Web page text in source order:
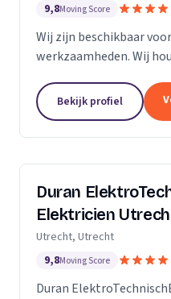
9,8Moving Score
Wij zijn beschikbaar
werkzaamheden. Wij
groepenkastinstallaties
Bekijk profiel
Duran
Elektricien
Utrecht, Utrecht
9,8Moving Score
Duran